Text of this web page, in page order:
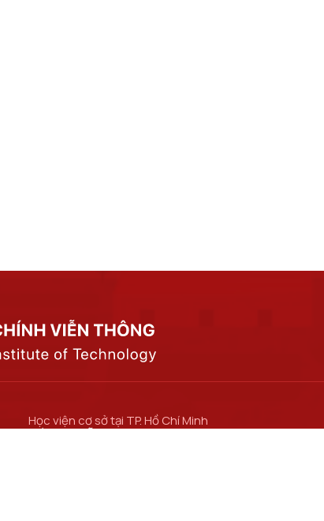
Học viện cơ sở tại TP. Hồ Chí Minh
Số 11 Nguyễn Đình Chiểu, phường Sài Gòn, Thành